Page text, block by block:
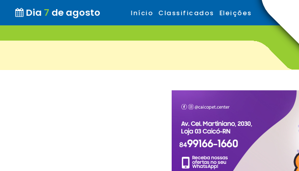
Dia 7 de agosto Início Classificados Eleições